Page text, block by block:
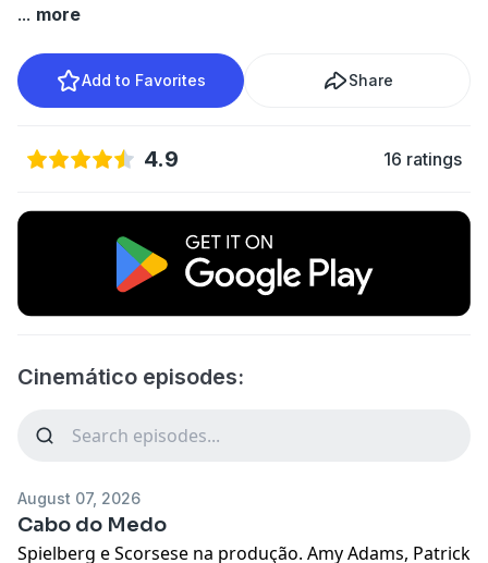
... more
Add to Favorites Share
4.9 16 ratings
Cinemático episodes:
August 07, 2026
Cabo do Medo
Spielberg e Scorsese na produção. Amy Adams, Patrick